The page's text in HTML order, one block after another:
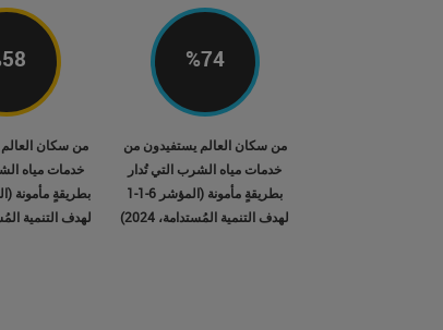
%74
من سكان العالم يستفيدون من
خدمات مياه الشرب التي تُدار
بطريقةٍ مأمونة (المؤشر 6-1-1
لهدف التنمية المُستدامة، 2024)
58
من سكان العالم
خدمات مياه
لهدف التنمية